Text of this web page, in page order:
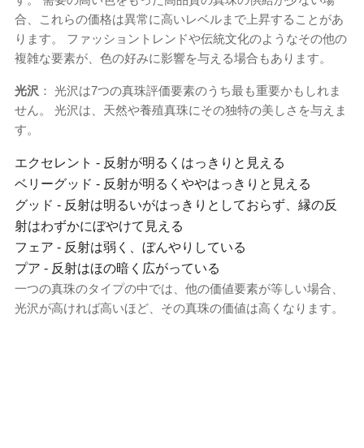
合、これらの価格は異常に高いレベルまで上昇することがあ
ります。 ファッショントレンドや伝統文化のようなその他の
複雑な要素が、色の好みに影響を与える場合もあります。
光沢 ： 光沢は7つの真珠評価要素のうち最も重要かもしれま
せん。 光沢は、天然や養殖真珠にその独特の美しさを与えま
す。
エクセレント - 反射が明るくはっきりと見える
ベリーグッド - 反射が明るくややはっきりと見える
グッド - 反射は明るいがはっきりとしておらず、縁の反
射はわずかにぼやけて見える
フェア - 反射は弱く、ぼんやりしている
プア - 反射はほの暗く広がっている
一つの真珠のタイプの中では、他の価値要素が等しい場合、
光沢が高ければ高いほど、その真珠の価値は高くなります。